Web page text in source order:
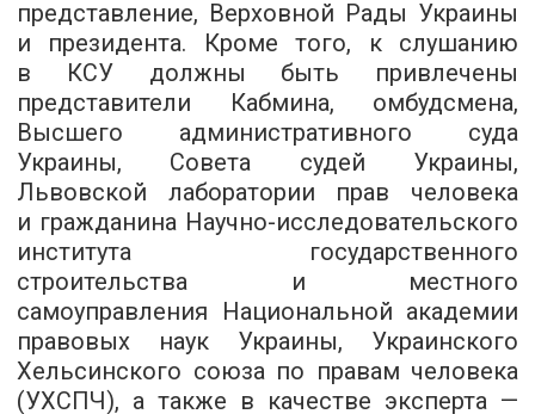
представление, Верховной Рады Украины
и президента. Кроме того, к слушанию
в КСУ должны быть привлечены
представители Кабмина, омбудсмена,
Высшего административного суда
Украины, Совета судей Украины,
Львовской лаборатории прав человека
и гражданина Научно-исследовательского
института государственного
строительства и местного
самоуправления Национальной академии
правовых наук Украины, Украинского
Хельсинского союза по правам человека
(УХСПЧ), а также в качестве эксперта —